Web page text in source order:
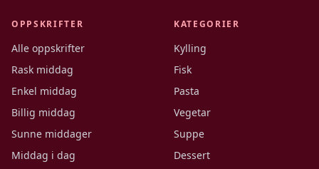
OPPSKRIFTER
Alle oppskrifter
Rask middag
Enkel middag
Billig middag
Sunne middager
Middag i dag
KATEGORIER
Kylling
Fisk
Pasta
Vegetar
Suppe
Dessert